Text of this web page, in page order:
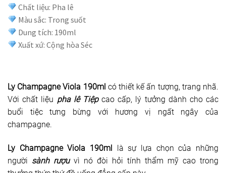
Chất liệu: Pha lê
Màu sắc: Trong suốt
Dung tích: 190ml
Xuất xứ: Cộng hòa Séc
Ly Champagne Viola 190ml có thiết kế ấn tượng, trang nhã.
Với chất liệu pha lê Tiệpcao cấp, lý tưởng dành cho các
buổi tiệc tưng bừng với hương vị ngất ngây của
champagne.
Ly Champagne Viola 190ml
là sự lựa chọn của những
người sành rượuvì nó đòi hỏi tính thẩm mỹ cao trong